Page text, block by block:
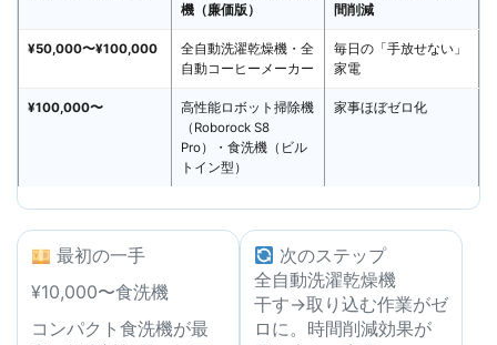
機（廉価版）
間削減
¥50,000〜¥100,000
全自動洗濯乾燥機・全
自動コーヒーメーカー
毎日の「手放せない」
家電
¥100,000〜
高性能ロボット掃除機
（Roborock S8
Pro）・食洗機（ビル
トイン型）
家事ほぼゼロ化
最初の一手
¥10,000〜食洗機
コンパクト食洗機が最
次のステップ
全自動洗濯乾燥機
干す→取り込む作業がゼ
ロに。時間削減効果が